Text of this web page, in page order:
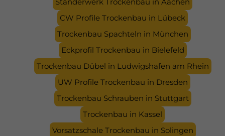
CW Profile Trockenbau in Lübeck
Trockenbau Spachteln in München
Eckprofil Trockenbau in Bielefeld
Trockenbau Dübel in Ludwigshafen am Rhein
UW Profile Trockenbau in Dresden
Trockenbau Schrauben in Stuttgart
Trockenbau in Kassel
Vorsatzschale Trockenbau in Solingen